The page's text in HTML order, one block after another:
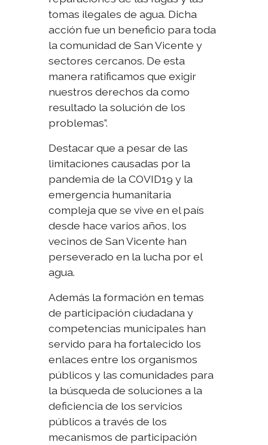
tomas ilegales de agua. Dicha
acción fue un beneficio para toda
la comunidad de San Vicente y
sectores cercanos. De esta
manera ratificamos que exigir
nuestros derechos da como
resultado la solución de los
problemas”.
Destacar que a pesar de las
limitaciones causadas por la
pandemia de la COVID19 y la
emergencia humanitaria
compleja que se vive en el país
desde hace varios años, los
vecinos de San Vicente han
perseverado en la lucha por el
agua.
Además la formación en temas
de participación ciudadana y
competencias municipales han
servido para ha fortalecido los
enlaces entre los organismos
públicos y las comunidades para
la búsqueda de soluciones a la
deficiencia de los servicios
públicos a través de los
mecanismos de participación